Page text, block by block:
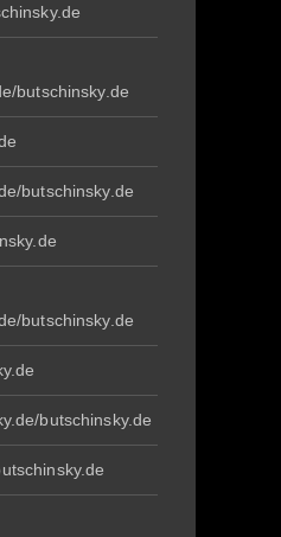
butschinsky.de
butschinsky.de
butschinsky.de
butschinsky.de